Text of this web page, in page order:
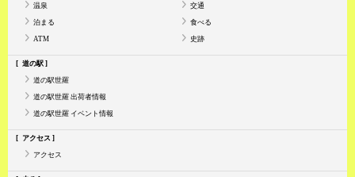
温泉 交通
泊まる 食べる
ATM 史跡
道の駅
道の駅世羅
道の駅世羅 出荷者情報
道の駅世羅 イベント情報
アクセス
アクセス